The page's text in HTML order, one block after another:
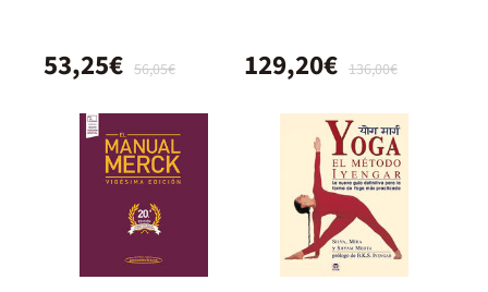
56,05€
53,25€ 136,00€
129,20€